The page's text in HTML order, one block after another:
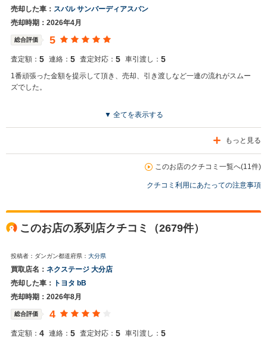
売却した車： スバル サンバーディアスバン
売却時期：2026年4月
総合評価 5
査定額： 5 連絡： 5 査定対応： 5 車引渡し： 5
1番頑張った金額を提示して頂き、売却、引き渡しなど一連の流れがスムー
ズでした。
▼ 全てを表示する
もっと見る
このお店のクチコミ一覧へ(11件)
クチコミ利用にあたっての注意事項
このお店の系列店クチコミ（2679件）
投稿者：ダンガン都道府県： 大分県
買取店名： ネクステージ 大分店
売却した車：
トヨタ bB
売却時期：2026年8月
総合評価 4
査定額： 4 連絡： 5 査定対応： 5 車引渡し： 5